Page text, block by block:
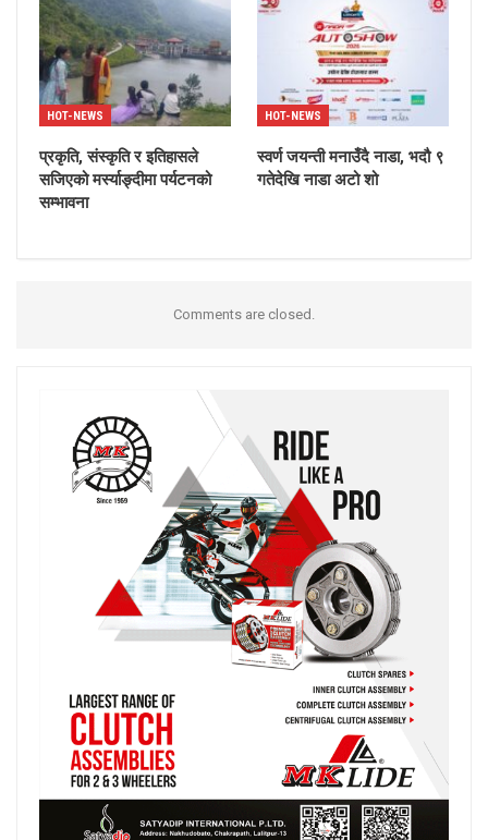
HOT-NEWS
प्रकृति, संस्कृति र इतिहासले
सजिएको मर्स्याङ्दीमा पर्यटनको
सम्भावना
HOT-NEWS
स्वर्ण जयन्ती मनाउँदै नाडा, भदौ ९
गतेदेखि नाडा अटो शो
Comments are closed.